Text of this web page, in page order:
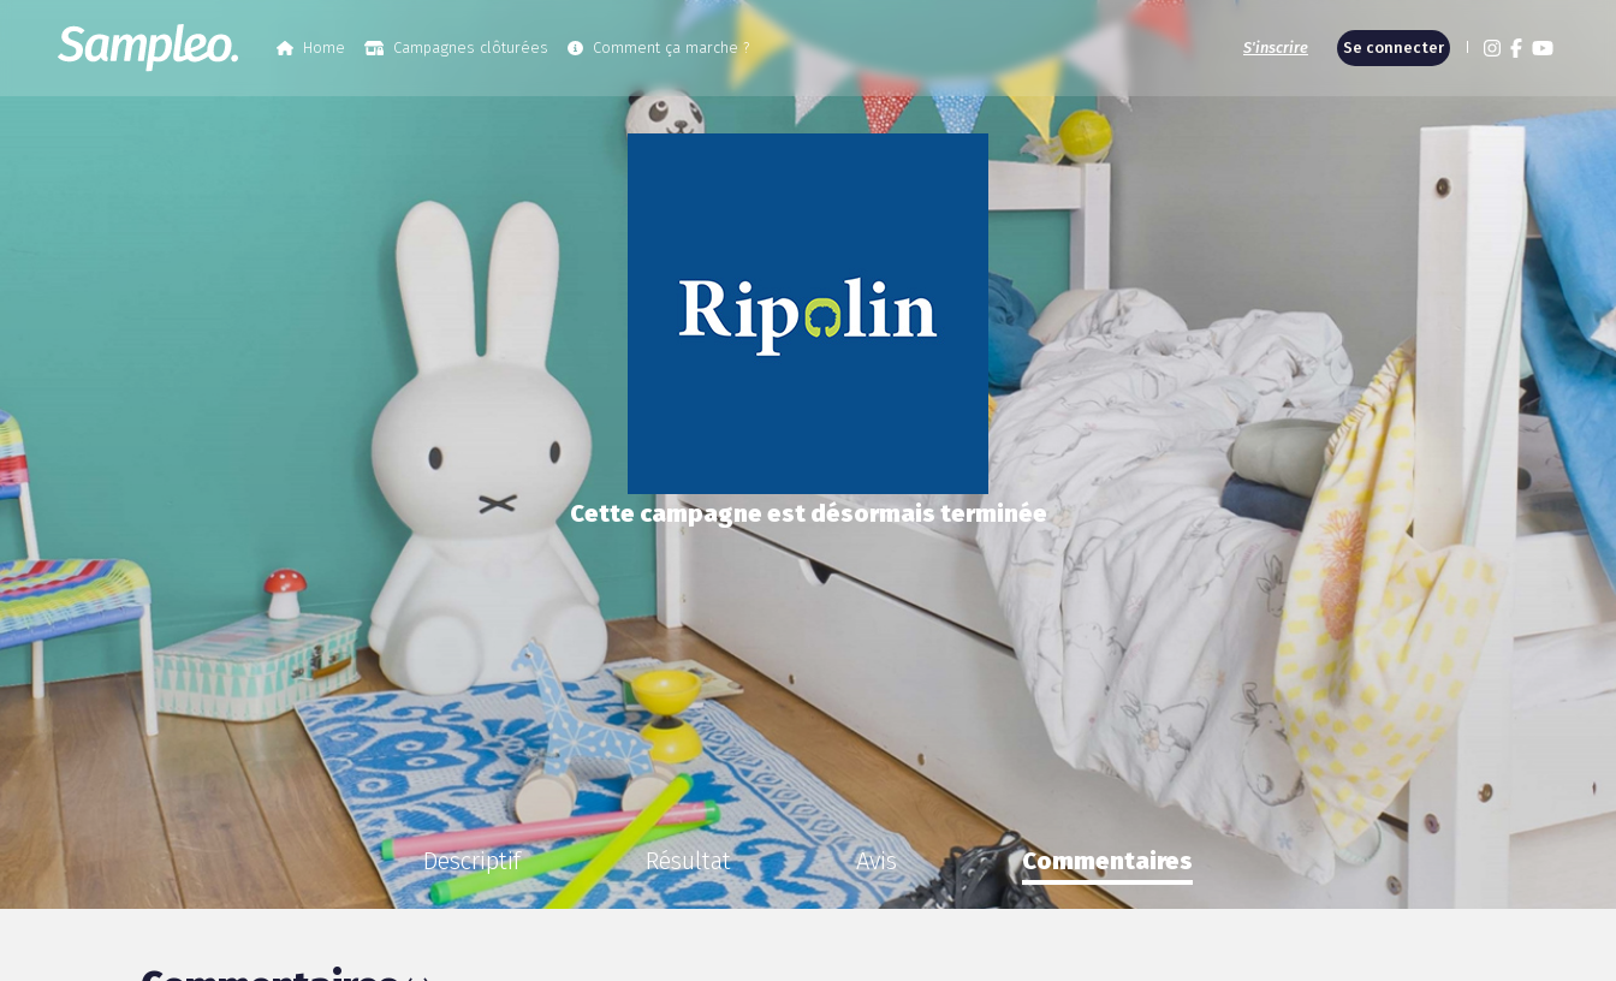
Home Campagnes clôturées Comment ça marche ? S'inscrire Se connecter
Cette campagne est désormais terminée
Descriptif Résultat Avis Commentaires